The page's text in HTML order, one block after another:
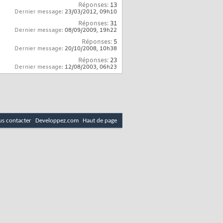
Réponses: 13
Dernier message: 23/03/2012, 09h10
Réponses: 31
Dernier message: 08/09/2009, 19h22
Réponses: 5
Dernier message: 20/10/2008, 10h38
Réponses: 23
Dernier message: 12/08/2003, 06h23
contacter Developpez.com Haut de page